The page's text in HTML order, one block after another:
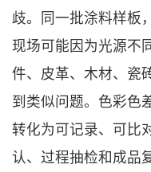
歧。同一批涂料样板
现场可能因为光源不
件、皮革、木材、瓷
到类似问题。色彩色
转化为可记录、可比
认、过程抽检和成品